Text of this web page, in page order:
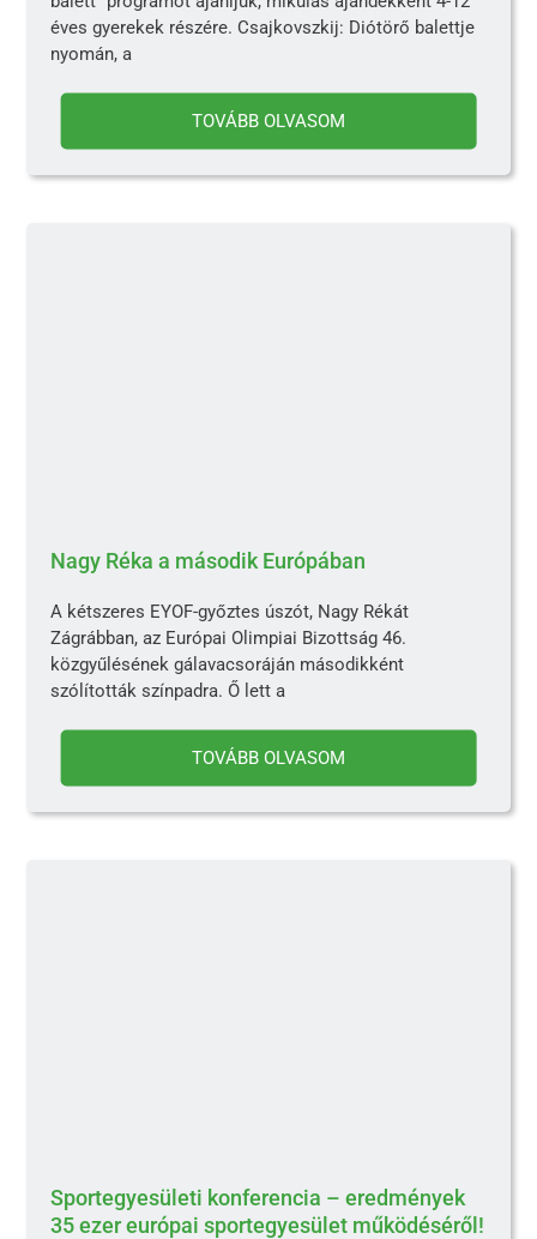
éves gyerekek részére. Csajkovszkij: Diótörő balettje
nyomán, a
TOVÁBB OLVASOM
Nagy Réka a második Európában
A kétszeres EYOF-győztes úszót, Nagy Rékát
Zágrábban, az Európai Olimpiai Bizottság 46.
közgyűlésének gálavacsoráján másodikként
szólították színpadra. Ő lett a
TOVÁBB OLVASOM
Sportegyesületi konferencia – eredmények
35 ezer európai sportegyesület működéséről!